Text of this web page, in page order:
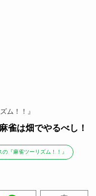
ム！！』
雀は畑でやるべし！
の『麻雀ツーリズム！！』